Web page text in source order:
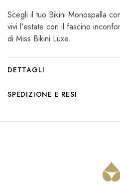
Scegli il tuo Bikini Monospalla
vivi l'estate con il fascino
di Miss Bikini Luxe.
DETTAGLI
SPEDIZIONE E RESI